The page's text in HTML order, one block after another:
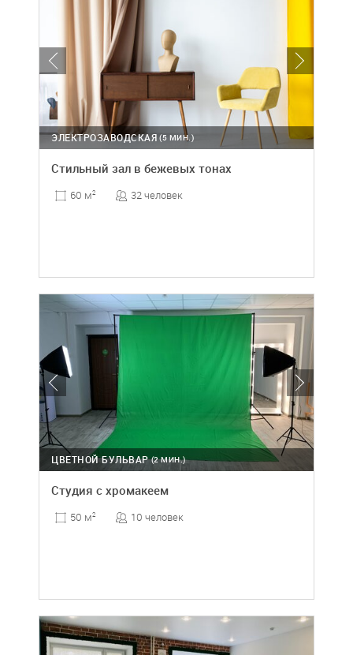
(5 МИН.)
ЭЛЕКТРОЗАВОДСКАЯ
Стильный зал в бежевых тонах
60 м2 32 человек
(2 МИН.)
ЦВЕТНОЙ БУЛЬВАР
Студия с хромакеем
50 м2 10 человек